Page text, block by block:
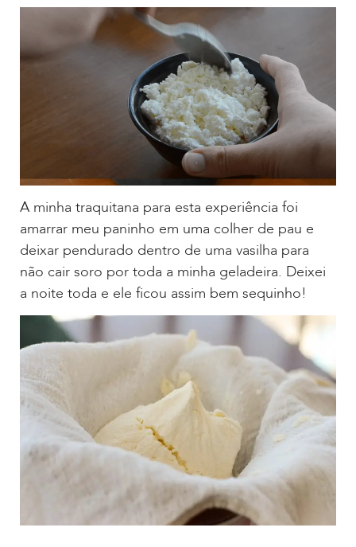
A minha traquitana para esta experiência foi
amarrar meu paninho em uma colher de pau e
deixar pendurado dentro de uma vasilha para
não cair soro por toda a minha geladeira. Deixei
a noite toda e ele ficou assim bem sequinho!